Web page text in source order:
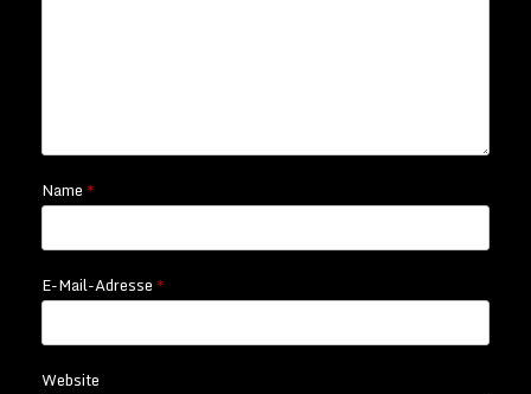
Name*
E-Mail-Adresse*
Website